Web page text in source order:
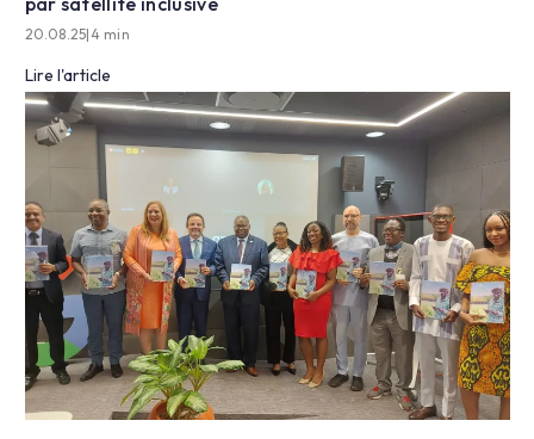
20.08.25|4 min
Lire l'article